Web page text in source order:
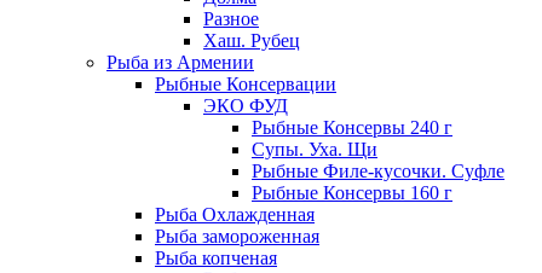
Разное
Хаш. Рубец
Рыба из Армении
Рыбные Консервации
ЭКО ФУД
Рыбные Консервы 240 г
Супы. Уха. Щи
Рыбные Филе-кусочки. Суфле
Рыбные Консервы 160 г
Рыба Охлажденная
Рыба замороженная
Рыба копченая